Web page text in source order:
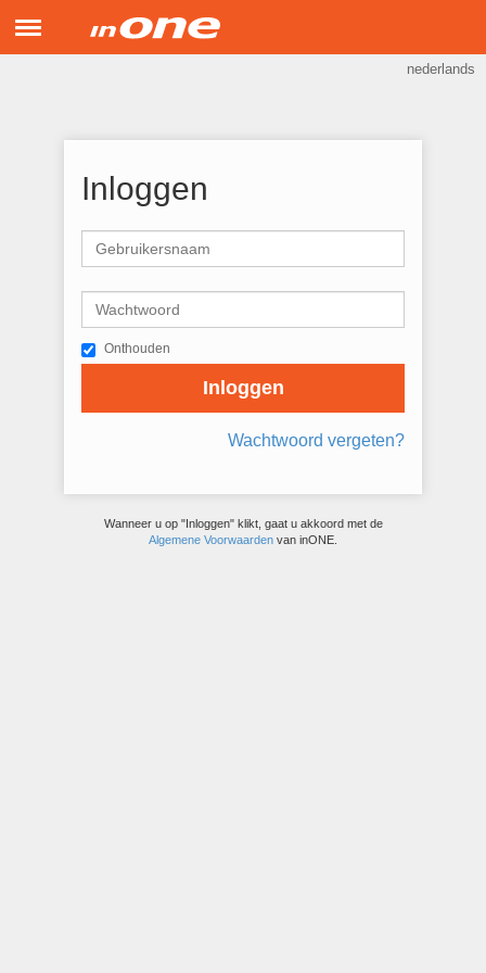
Menu
Inloggen
Onthouden
Inloggen
Wachtwoord vergeten?
Wanneer u op "Inloggen" klikt, gaat u akkoord met de
Algemene Voorwaarden van inONE.
nederlands